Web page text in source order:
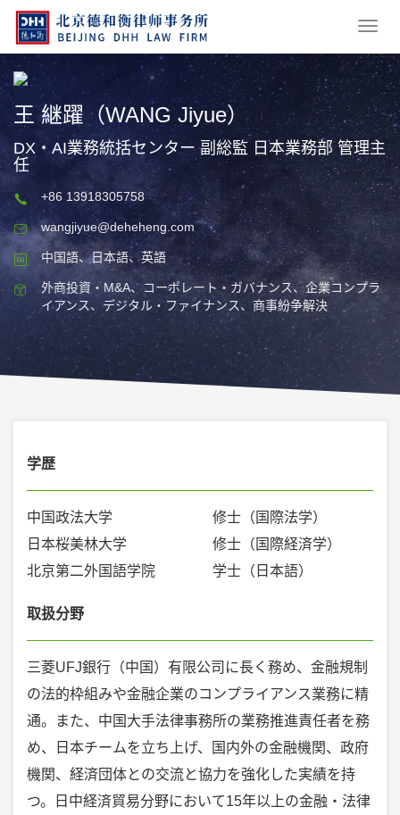
王 継躍（WANG Jiyue）
DX・AI業務統括センター 副総監 日本業務部 管理主
任
+86 13918305758
wangjiyue@deheheng.com
中国語、日本語、英語
外商投資・M&A、コーポレート・ガバナンス、企業コンプラ
イアンス、デジタル・ファイナンス、商事紛争解決
学歴
中国政法大学 修士（国際法学）
日本桜美林大学 修士（国際経済学）
北京第二外国語学院 学士（日本語）
取扱分野
三菱UFJ銀行（中国）有限公司に長く務め、金融規制
の法的枠組みや金融企業のコンプライアンス業務に精
通。また、中国大手法律事務所の業務推進責任者を務
め、日本チームを立ち上げ、国内外の金融機関、政府
機関、経済団体との交流と協力を強化した実績を持
つ。日中経済貿易分野において15年以上の金融・法律